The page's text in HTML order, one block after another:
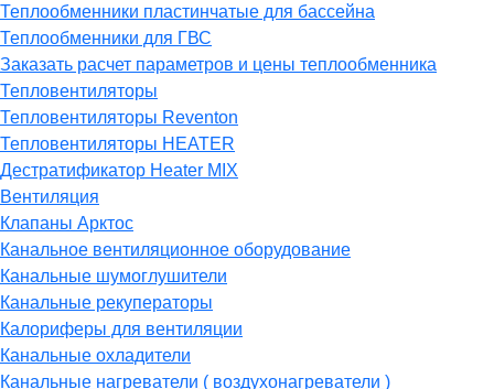
Теплообменники пластинчатые для бассейна
Теплообменники для ГВС
Заказать расчет параметров и цены теплообменника
Тепловентиляторы
Тепловентиляторы Reventon
Тепловентиляторы HEATER
Дестратификатор Heater MIX
Вентиляция
Клапаны Арктос
Канальное вентиляционное оборудование
Канальные шумоглушители
Канальные рекуператоры
Калориферы для вентиляции
Канальные охладители
Канальные нагреватели ( воздухонагреватели )